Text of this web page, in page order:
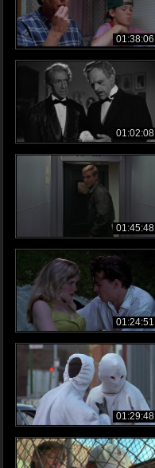
01:38:06
01:02:08
01:45:48
01:24:51
01:29:48